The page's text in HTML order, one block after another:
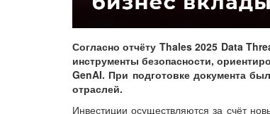
Согласно отчёту Thales 2025 Data
инструменты безопасности,
GenAI. При подготовке документа
отраслей.
Инвестиции осуществляются за счёт